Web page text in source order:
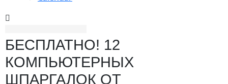
БЕСПЛАТНО! 12
КОМПЬЮТЕРНЫХ
ШПАРГАЛОК ОТ